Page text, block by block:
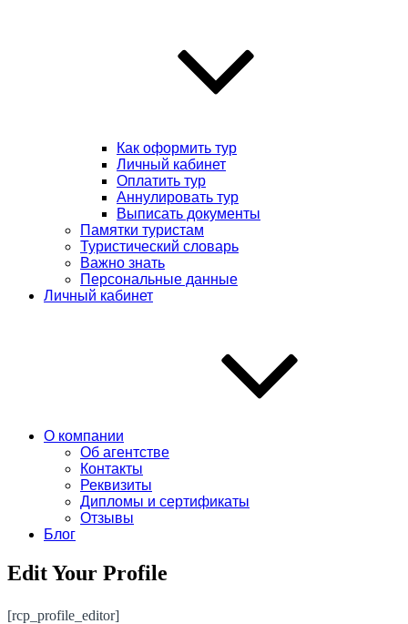
Как оформить тур
Личный кабинет
Оплатить тур
Аннулировать тур
Выписать документы
Памятки туристам
Туристический словарь
Важно знать
Персональные данные
Личный кабинет
О компании
Об агентстве
Контакты
Реквизиты
Дипломы и сертификаты
Отзывы
Блог
Edit Your Profile
[rcp_profile_editor]